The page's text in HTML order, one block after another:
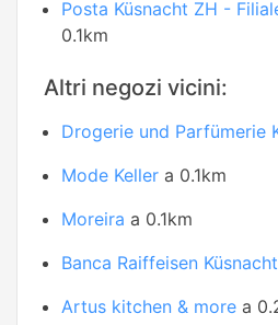
Posta Küsnacht ZH -
0.1km
Altri negozi vicini:
Drogerie und Parfümerie
Mode Keller a 0.1km
Moreira a 0.1km
Banca Raiffeisen Küsnacht
Artus kitchen & more a